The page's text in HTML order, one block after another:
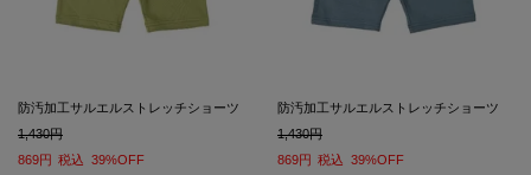
防汚加工サルエルストレッチショーツ
1,430
869
税込 39%OFF
防汚加工サルエルストレッチショーツ
1,430
869
税込 39%OFF